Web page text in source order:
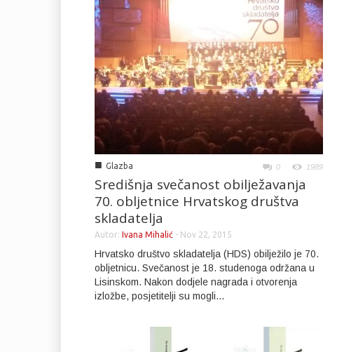
■ Glazba 0 1989
Središnja svečanost obilježavanja
70. obljetnice Hrvatskog društva
skladatelja
Autor: Ivana Mihalić - Nov 22, 2015
Hrvatsko društvo skladatelja (HDS) obilježilo je 70.
obljetnicu. Svečanost je 18. studenoga održana u
Lisinskom. Nakon dodjele nagrada i otvorenja
izložbe, posjetitelji su mogli...